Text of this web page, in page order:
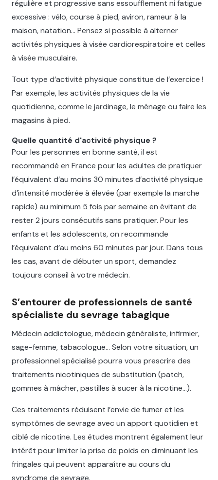
régulière et progressive sans essoufflement ni fatigue
excessive : vélo, course à pied, aviron, rameur à la
maison, natation… Pensez si possible à alterner
activités physiques à visée cardiorespiratoire et celles
à visée musculaire.
Tout type d’activité physique constitue de l’exercice !
Par exemple, les activités physiques de la vie
quotidienne, comme le jardinage, le ménage ou faire les
magasins à pied.
Quelle quantité d'activité physique ?
Pour les personnes en bonne santé, il est
recommandé en France pour les adultes de pratiquer
l’équivalent d’au moins 30 minutes d’activité physique
d’intensité modérée à élevée (par exemple la marche
rapide) au minimum 5 fois par semaine en évitant de
rester 2 jours consécutifs sans pratiquer. Pour les
enfants et les adolescents, on recommande
l’équivalent d’au moins 60 minutes par jour. Dans tous
les cas, avant de débuter un sport, demandez
toujours conseil à votre médecin.
S’entourer de professionnels de santé
spécialiste du sevrage tabagique
Médecin addictologue, médecin généraliste, infirmier,
sage-femme, tabacologue… Selon votre situation, un
professionnel spécialisé pourra vous prescrire des
traitements nicotiniques de substitution (patch,
gommes à mâcher, pastilles à sucer à la nicotine…).
Ces traitements réduisent l’envie de fumer et les
symptômes de sevrage avec un apport quotidien et
ciblé de nicotine. Les études montrent également leur
intérêt pour limiter la prise de poids en diminuant les
fringales qui peuvent apparaître au cours du
syndrome de sevrage.